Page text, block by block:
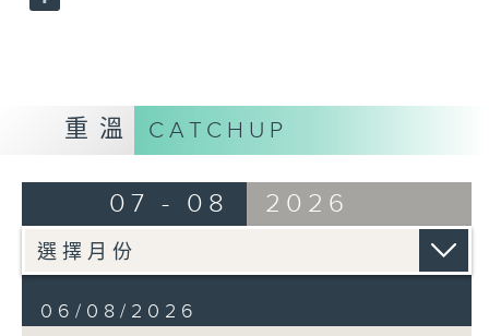
重溫 CATCHUP
07 - 08 2026
06/08/2026